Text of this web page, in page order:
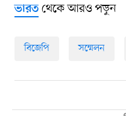
ভারতথেকে আরও পড়ুন
বিজেপি সম্মেলন